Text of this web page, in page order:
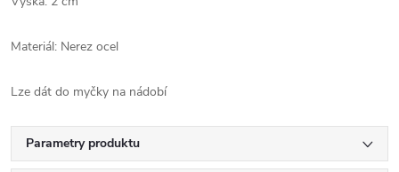
Materiál: Nerez ocel
Lze dát do myčky na nádobí
Parametry produktu